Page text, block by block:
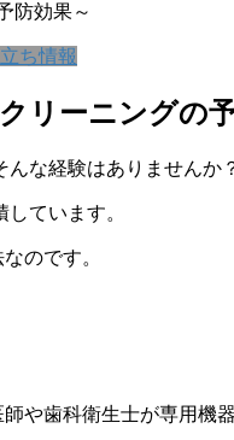
防効果～
ち情報
リーニングの
な経験はありませんか
ています。
のです。
師や歯科衛生士が専用機